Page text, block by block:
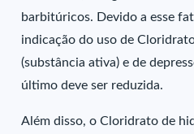
barbitúricos. Devido a esse
indicação do uso de
(substância ativa) e de
último deve ser reduzida.
Além disso, o Cloridrato de